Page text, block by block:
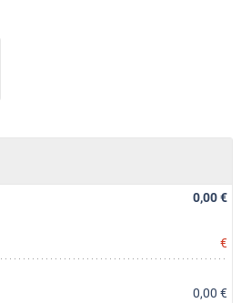
0,00 €
€
0,00 €